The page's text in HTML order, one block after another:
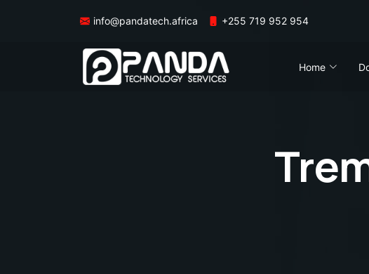
info@pandatech.africa +255 719 952 954
Home